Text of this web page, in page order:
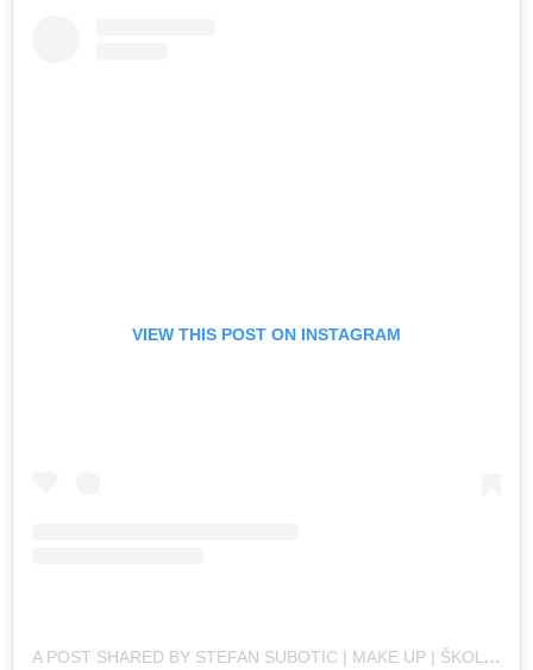
VIEW THIS POST ON INSTAGRAM
A POST SHARED BY STEFAN SUBOTIC | MAKE UP | ŠKOLA ŠMINKANJA (@STEFANSUBOTIC_MAKEUP)